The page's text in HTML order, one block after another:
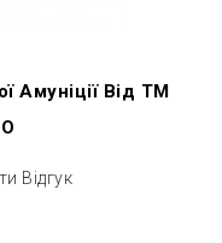
Амуніції Від ТМ
Відгук